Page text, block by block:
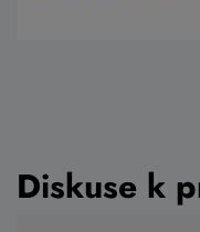
Diskuse k